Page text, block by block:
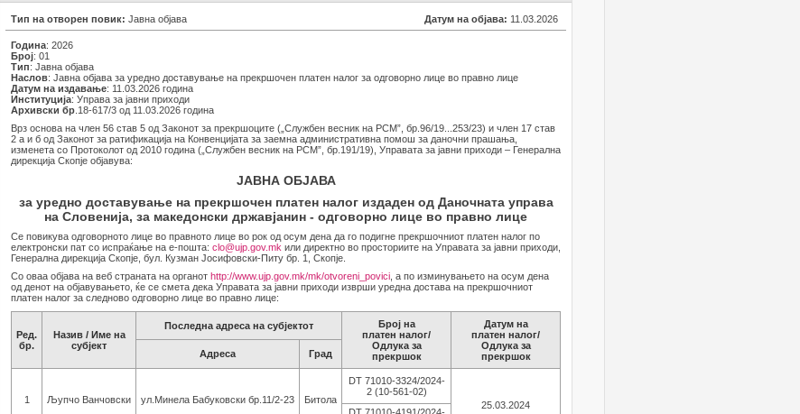
Тип на отворен повик: Јавна објава Датум на објава: 11.03.2026
Година: 2026
Број: 01
Тип: Јавна објава
Наслов: Јавна објава за уредно доставување на прекршочен платен налог за одговорно лице во правно лице
Датум на издавање: 11.03.2026 година
Институција: Управа за јавни приходи
Архивски бр .18-617/3 од 11.03.2026 година
Врз основа на член 56 став 5 од Законот за прекршоците („Службен весник на РСМ”, бр.96/19...253/23) и член 17 став
2 а и б од Законот за ратификација на Конвенцијата за заемна административна помош за даночни прашања,
изменета со Протоколот од 2010 година („Службен весник на РСМ”, бр.191/19), Управата за јавни приходи – Генерална
дирекција Скопје објавува:
ЈАВНА ОБЈАВА
за уредно доставување на прекршочен платен налог издаден од Даночната управа
на Словенија, за македонски државјанин - одговорно лице во правно лице
Се повикува одговорното лице во правното лице во рок од осум дена да го подигне прекршочниот платен налог по
електронски пат со испраќање на е-пошта: clo@ujp.gov.mk или директно во просториите на Управата за јавни приходи,
Генерална дирекција Скопје, бул. Кузман Јосифовски-Питу бр. 1, Скопје.
Со оваа објава на веб страната на органот http://www.ujp.gov.mk/mk/otvoreni_povici , а по изминувањето на осум дена
од денот на објавувањето, ќе се смета дека Управата за јавни приходи изврши уредна достава на прекршочниот
платен налог за следново одговорно лице во правно лице:
Ред.
бр.
Назив / Име на
субјект
Последна адреса на субјектот
Број на
платен налог/
Одлука за
прекршок
Датум на
платен налог/
Одлука за
прекршок
Адреса Град
1 Љупчо Ванчовски ул.Минела Бабуковски бр.11/2-23 Битола
DT 71010-3324/2024-
2 (10-561-02)
25.03.2024